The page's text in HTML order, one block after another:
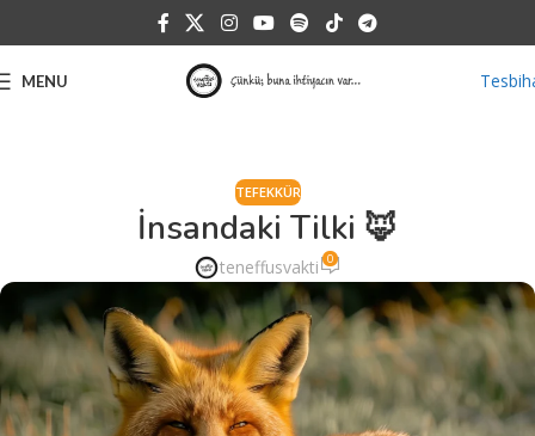
MENU
TEFEKKÜR
İnsandaki Tilki 🦊
teneffusvakti 0